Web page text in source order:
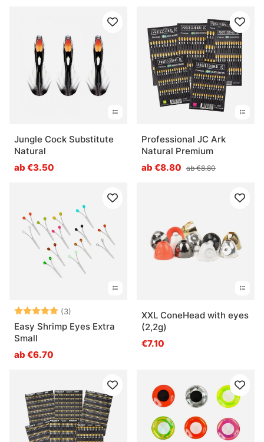
Jungle Cock Substitute
Natural
ab €3.50
Professional JC Ark
Natural Premium
ab €8.80 ab €8.80
Bewertung:(3)
5.0 von 5 Sternen
Easy Shrimp Eyes Extra
Small
ab €6.70
XXL ConeHead with eyes
(2,2g)
€7.10